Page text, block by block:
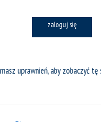
uprawnień, aby zobaczyć
zaloguj się